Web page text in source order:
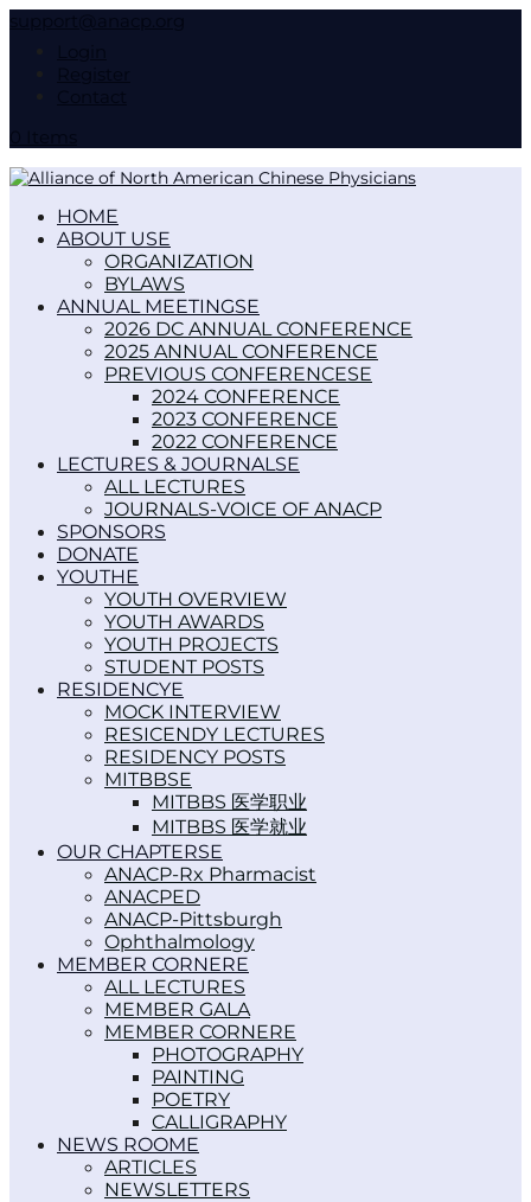
HOME
ABOUT US
ORGANIZATION
BYLAWS
ANNUAL MEETINGS
2026 DC ANNUAL CONFERENCE
2025 ANNUAL CONFERENCE
PREVIOUS CONFERENCES
2024 CONFERENCE
2023 CONFERENCE
2022 CONFERENCE
LECTURES & JOURNALS
ALL LECTURES
JOURNALS-VOICE OF ANACP
SPONSORS
DONATE
YOUTH
YOUTH OVERVIEW
YOUTH AWARDS
YOUTH PROJECTS
STUDENT POSTS
RESIDENCY
MOCK INTERVIEW
RESICENDY LECTURES
RESIDENCY POSTS
MITBBS
MITBBS 医学职业
MITBBS 医学就业
OUR CHAPTERS
ANACP-Rx Pharmacist
ANACPED
ANACP-Pittsburgh
Ophthalmology
MEMBER CORNER
ALL LECTURES
MEMBER GALA
MEMBER CORNER
PHOTOGRAPHY
PAINTING
POETRY
CALLIGRAPHY
NEWS ROOM
ARTICLES
NEWSLETTERS